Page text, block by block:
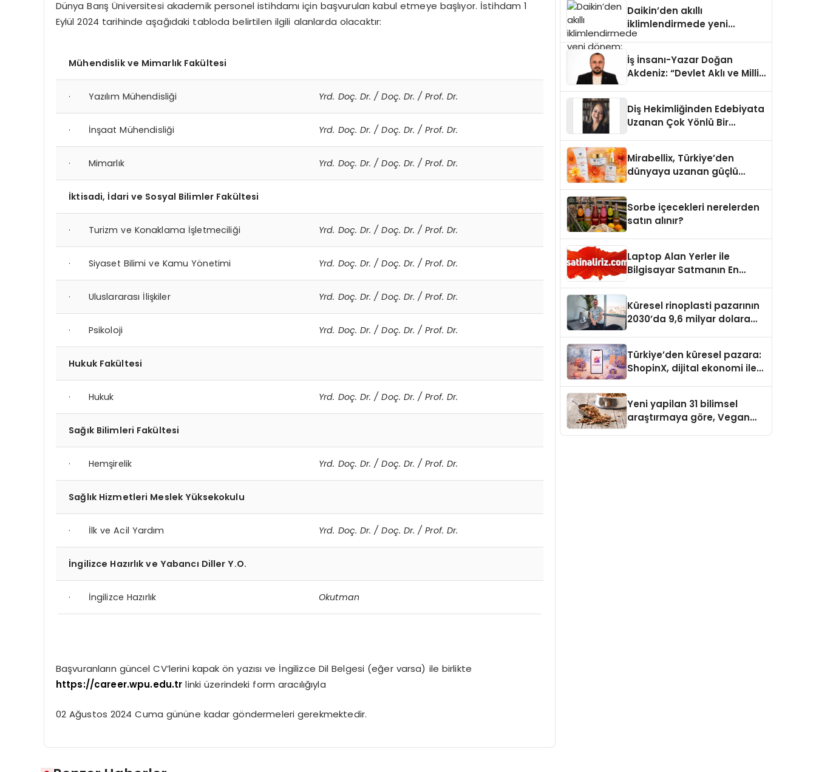
Dünya Barış Üniversitesi akademik personel istihdamı için başvuruları kabul etmeye başlıyor. İstihdam 1
Eylül 2024 tarihinde aşağıdaki tabloda belirtilen ilgili alanlarda olacaktır:
Mühendislik ve Mimarlık Fakültesi
· Yazılım Mühendisliği Yrd. Doç. Dr. / Doç. Dr. / Prof. Dr.
· İnşaat Mühendisliği Yrd. Doç. Dr. / Doç. Dr. / Prof. Dr.
· Mimarlık Yrd. Doç. Dr. / Doç. Dr. / Prof. Dr.
İktisadi, İdari ve Sosyal Bilimler Fakültesi
· Turizm ve Konaklama İşletmeciliği Yrd. Doç. Dr. / Doç. Dr. / Prof. Dr.
· Siyaset Bilimi ve Kamu Yönetimi Yrd. Doç. Dr. / Doç. Dr. / Prof. Dr.
· Uluslararası İlişkiler Yrd. Doç. Dr. / Doç. Dr. / Prof. Dr.
· Psikoloji Yrd. Doç. Dr. / Doç. Dr. / Prof. Dr.
Hukuk Fakültesi
· Hukuk Yrd. Doç. Dr. / Doç. Dr. / Prof. Dr.
Sağık Bilimleri Fakültesi
· Hemşirelik Yrd. Doç. Dr. / Doç. Dr. / Prof. Dr.
Sağlık Hizmetleri Meslek Yüksekokulu
· İlk ve Acil Yardım Yrd. Doç. Dr. / Doç. Dr. / Prof. Dr.
İngilizce Hazırlık ve Yabancı Diller Y.O.
· İngilizce Hazırlık Okutman
Başvuranların güncel CV’lerini kapak ön yazısı ve İngilizce Dil Belgesi (eğer varsa) ile birlikte
https://career.wpu.edu.tr linki üzerindeki form aracılığıyla
02 Ağustos 2024 Cuma gününe kadar göndermeleri gerekmektedir.
Daikin’den akıllı
iklimlendirmede yeni
dönem: Madoka Plus
İş İnsanı-Yazar Doğan
Akdeniz: “Devlet Aklı ve Milli
Diş Hekimliğinden Edebiyata
Uzanan Çok Yönlü Bir
Mirabellix, Türkiye’den
dünyaya uzanan güçlü
Sorbe içecekleri nerelerden
satın alınır?
Laptop Alan Yerler ile
Bilgisayar Satmanın En
Küresel rinoplasti pazarının
2030’da 9,6 milyar dolara
Türkiye’den küresel pazara:
ShopinX, dijital ekonomi ile
Yeni yapilan 31 bilimsel
araştırmaya göre, Vegan